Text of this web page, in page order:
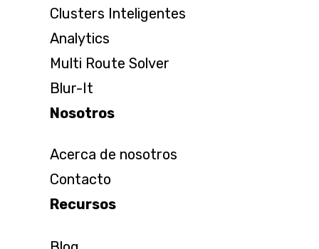
Clusters Inteligentes
Analytics
Multi Route Solver
Blur-It
Nosotros
Acerca de nosotros
Contacto
Recursos